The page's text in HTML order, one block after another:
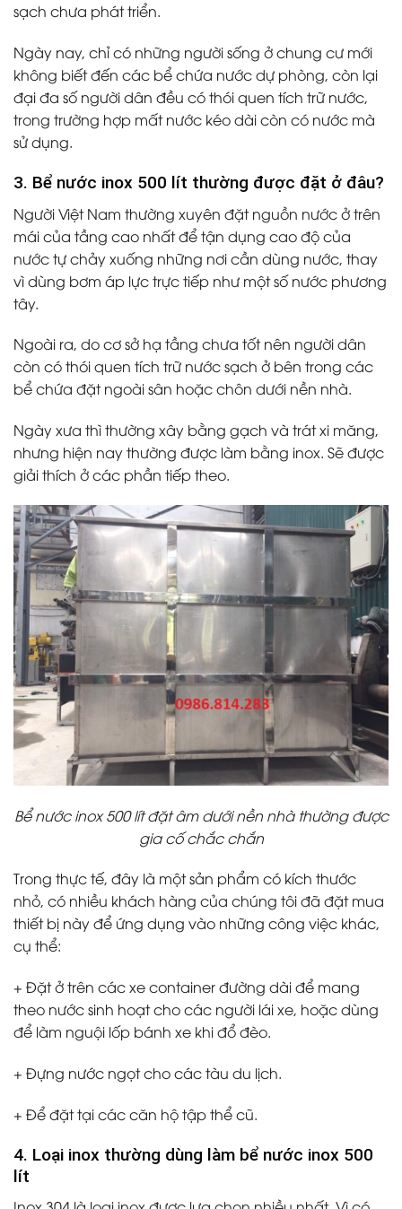
sạch chưa phát triển.
Ngày nay, chỉ có những người sống ở chung cư mới
không biết đến các bể chứa nước dự phòng, còn lại
đại đa số người dân đều có thói quen tích trữ nước,
trong trường hợp mất nước kéo dài còn có nước mà
sử dụng.
3. Bể nước inox 500 lít thường được đặt ở đâu?
Người Việt Nam thường xuyên đặt nguồn nước ở trên
mái của tầng cao nhất để tận dụng cao độ của
nước tự chảy xuống những nơi cần dùng nước, thay
vì dùng bơm áp lực trực tiếp như một số nước phương
tây.
Ngoài ra, do cơ sở hạ tầng chưa tốt nên người dân
còn có thói quen tích trữ nước sạch ở bên trong các
bể chứa đặt ngoài sân hoặc chôn dưới nền nhà.
Ngày xưa thì thường xây bằng gạch và trát xi măng,
nhưng hiện nay thường được làm bằng inox. Sẽ được
giải thích ở các phần tiếp theo.
Bể nước inox 500 lít đặt âm dưới nền nhà thường được
gia cố chắc chắn
Trong thực tế, đây là một sản phẩm có kích thước
nhỏ, có nhiều khách hàng của chúng tôi đã đặt mua
thiết bị này để ứng dụng vào những công việc khác,
cụ thể:
+ Đặt ở trên các xe container đường dài để mang
theo nước sinh hoạt cho các người lái xe, hoặc dùng
để làm nguội lốp bánh xe khi đổ đèo.
+ Đựng nước ngọt cho các tàu du lịch.
+ Để đặt tại các căn hộ tập thể cũ.
4. Loại inox thường dùng làm bể nước inox 500
lít